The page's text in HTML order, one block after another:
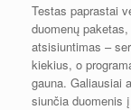
Testas paprastai
duomenų
atsisiuntimas –
kiekius, o
gauna. Galiausiai
siunčia duomenis